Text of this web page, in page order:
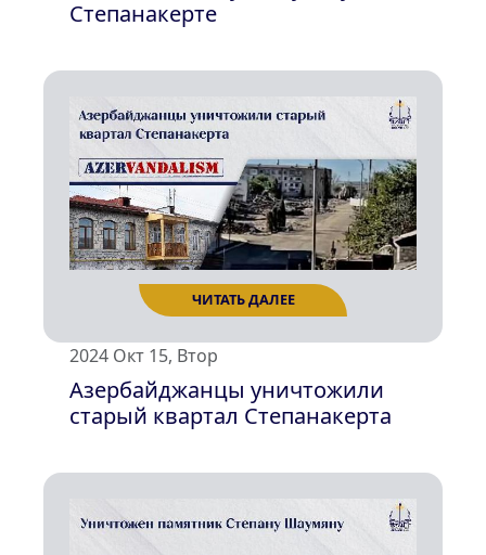
ЧИТАТЬ ДАЛЕЕ
Степанакерте
2024 Окт 15, Втор
Азербайджанцы уничтожили
старый квартал Степанакерта